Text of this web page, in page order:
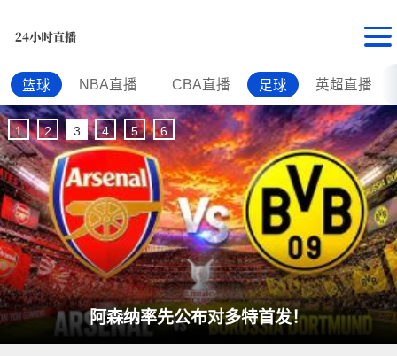
篮球 NBA直播 CBA直播 足球 英超直播
阿森纳率先公布对多特首发！
1 2 3 4 5 6